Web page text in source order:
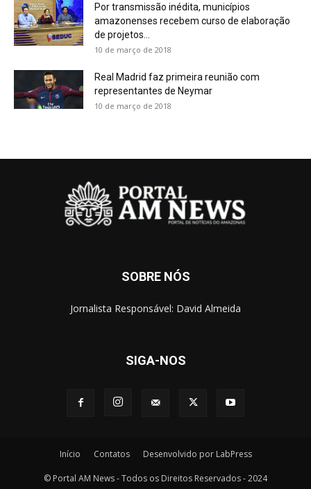
Por transmissão inédita, municípios
amazonenses recebem curso de elaboração
de projetos...
10 de março de 2018
Real Madrid faz primeira reunião com
representantes de Neymar
10 de março de 2018
SOBRE NÓS
Jornalista Responsável: David Almeida
SIGA-NOS
Início Contatos Desenvolvido por LabPress
© Portal AM News - Todos os Direitos Reservados - 2024